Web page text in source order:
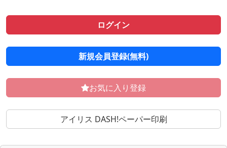
ログイン
新規会員登録(無料)
お気に入り登録
アイリス DASH!ペーパー印刷